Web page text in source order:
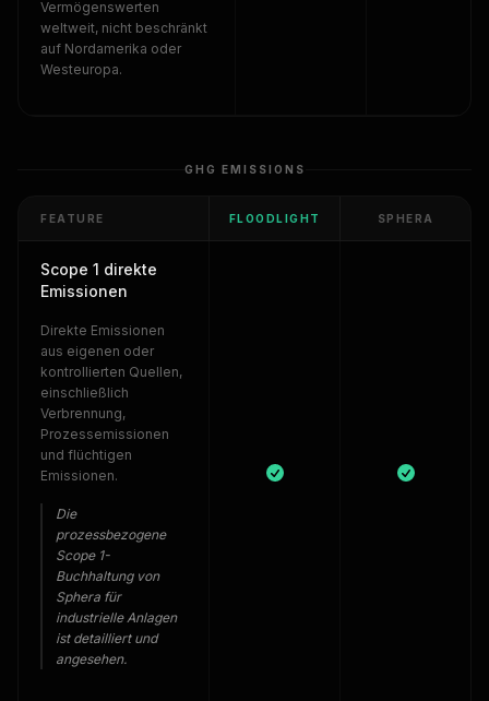
Vermögenswerten
weltweit, nicht beschränkt
auf Nordamerika oder
Westeuropa.
GHG EMISSIONS
FEATURE FLOODLIGHT SPHERA
Scope 1 direkte
Emissionen
Direkte Emissionen
aus eigenen oder
kontrollierten Quellen,
einschließlich
Verbrennung,
Prozessemissionen
und flüchtigen
Emissionen.
Die
prozessbezogene
Scope 1-
Buchhaltung von
Sphera für
industrielle Anlagen
ist detailliert und
angesehen.